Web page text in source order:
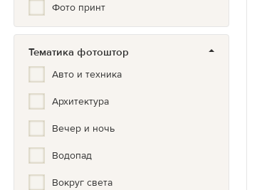
Фото принт
Тематика фотоштор
Авто и техника
Архитектура
Вечер и ночь
Водопад
Вокруг света